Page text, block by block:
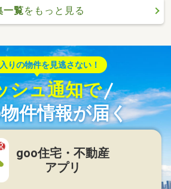
一覧をもっと見る
りの物件を見逃さない！
シュ通知で
件情報が届く
goo住宅・不動産
アプリ